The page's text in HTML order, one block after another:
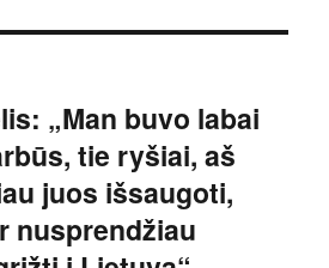
„Man buvo labai
tie ryšiai, aš
juos išsaugoti,
nusprendžiau